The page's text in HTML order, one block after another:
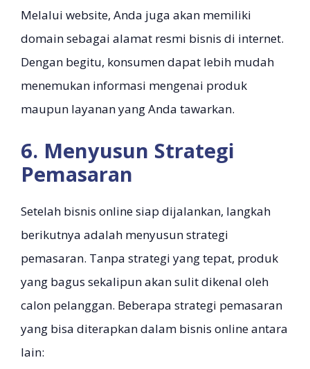
Melalui website, Anda juga akan memiliki
domain sebagai alamat resmi bisnis di internet.
Dengan begitu, konsumen dapat lebih mudah
menemukan informasi mengenai produk
maupun layanan yang Anda tawarkan.
6. Menyusun Strategi
Pemasaran
Setelah bisnis online siap dijalankan, langkah
berikutnya adalah menyusun strategi
pemasaran. Tanpa strategi yang tepat, produk
yang bagus sekalipun akan sulit dikenal oleh
calon pelanggan. Beberapa strategi pemasaran
yang bisa diterapkan dalam bisnis online antara
lain: